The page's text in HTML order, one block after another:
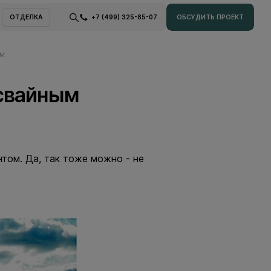
ОТДЕЛКА +7 (499) 325-85-07 ОБСУДИТЬ ПРОЕКТ
Да, так тоже можно - не